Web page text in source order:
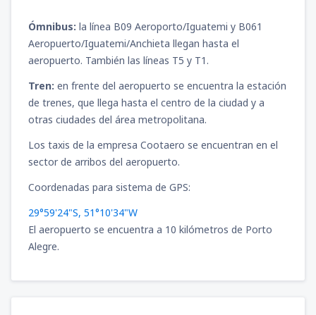
desdeTarapoto, Cadete FAP Guillermo del
Castillo Paredes (TPP)
DESDE 76USD
desdeCajamarca, MG. FAP Armando
Revoredo Iglesias (CJA)
DESDE 63 USD
desdePuerto Maldonado, Puerto
DESDE 100
desdeArequipa, Rodríguez Ballón (AQP)
Ómnibus: la línea B09 Aeroporto/Iguatemi y B061
Aeropuerto/Iguatemi/Anchieta llegan hasta el
aeropuerto. También las líneas T5 y T1.
Tren: en frente del aeropuerto se encuentra la estación
de trenes, que llega hasta el centro de la ciudad y a
otras ciudades del área metropolitana.
Los taxis de la empresa Cootaero se encuentran en el
sector de arribos del aeropuerto.
Coordenadas para sistema de GPS:
29°59'24"S, 51°10'34"W
El aeropuerto se encuentra a 10 kilómetros de Porto
Alegre.